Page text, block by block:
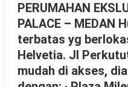
PERUMAHAN
PALACE – MEDAN
terbatas yg
Helvetia. Jl
mudah di akses,